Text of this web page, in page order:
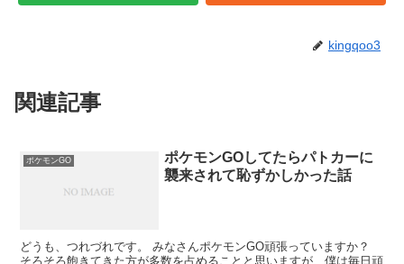
kingqoo3
関連記事
ポケモンGO
ポケモンGOしてたらパトカーに
襲来されて恥ずかしかった話
どうも、つれづれです。 みなさんポケモンGO頑張っていますか？
そろそろ飽きてきた方が多数を占めることと思いますが、僕は毎日頑